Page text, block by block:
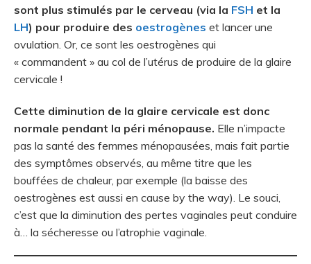
sont plus stimulés par le cerveau (via la FSH et la
LH) pour produire des oestrogènes et lancer une
ovulation. Or, ce sont les oestrogènes qui
« commandent » au col de l’utérus de produire de la glaire
cervicale !
Cette diminution de la glaire cervicale est donc
normale pendant la péri ménopause. Elle n’impacte
pas la santé des femmes ménopausées, mais fait partie
des symptômes observés, au même titre que les
bouffées de chaleur, par exemple (la baisse des
oestrogènes est aussi en cause by the way). Le souci,
c’est que la diminution des pertes vaginales peut conduire
à… la sécheresse ou l’atrophie vaginale.